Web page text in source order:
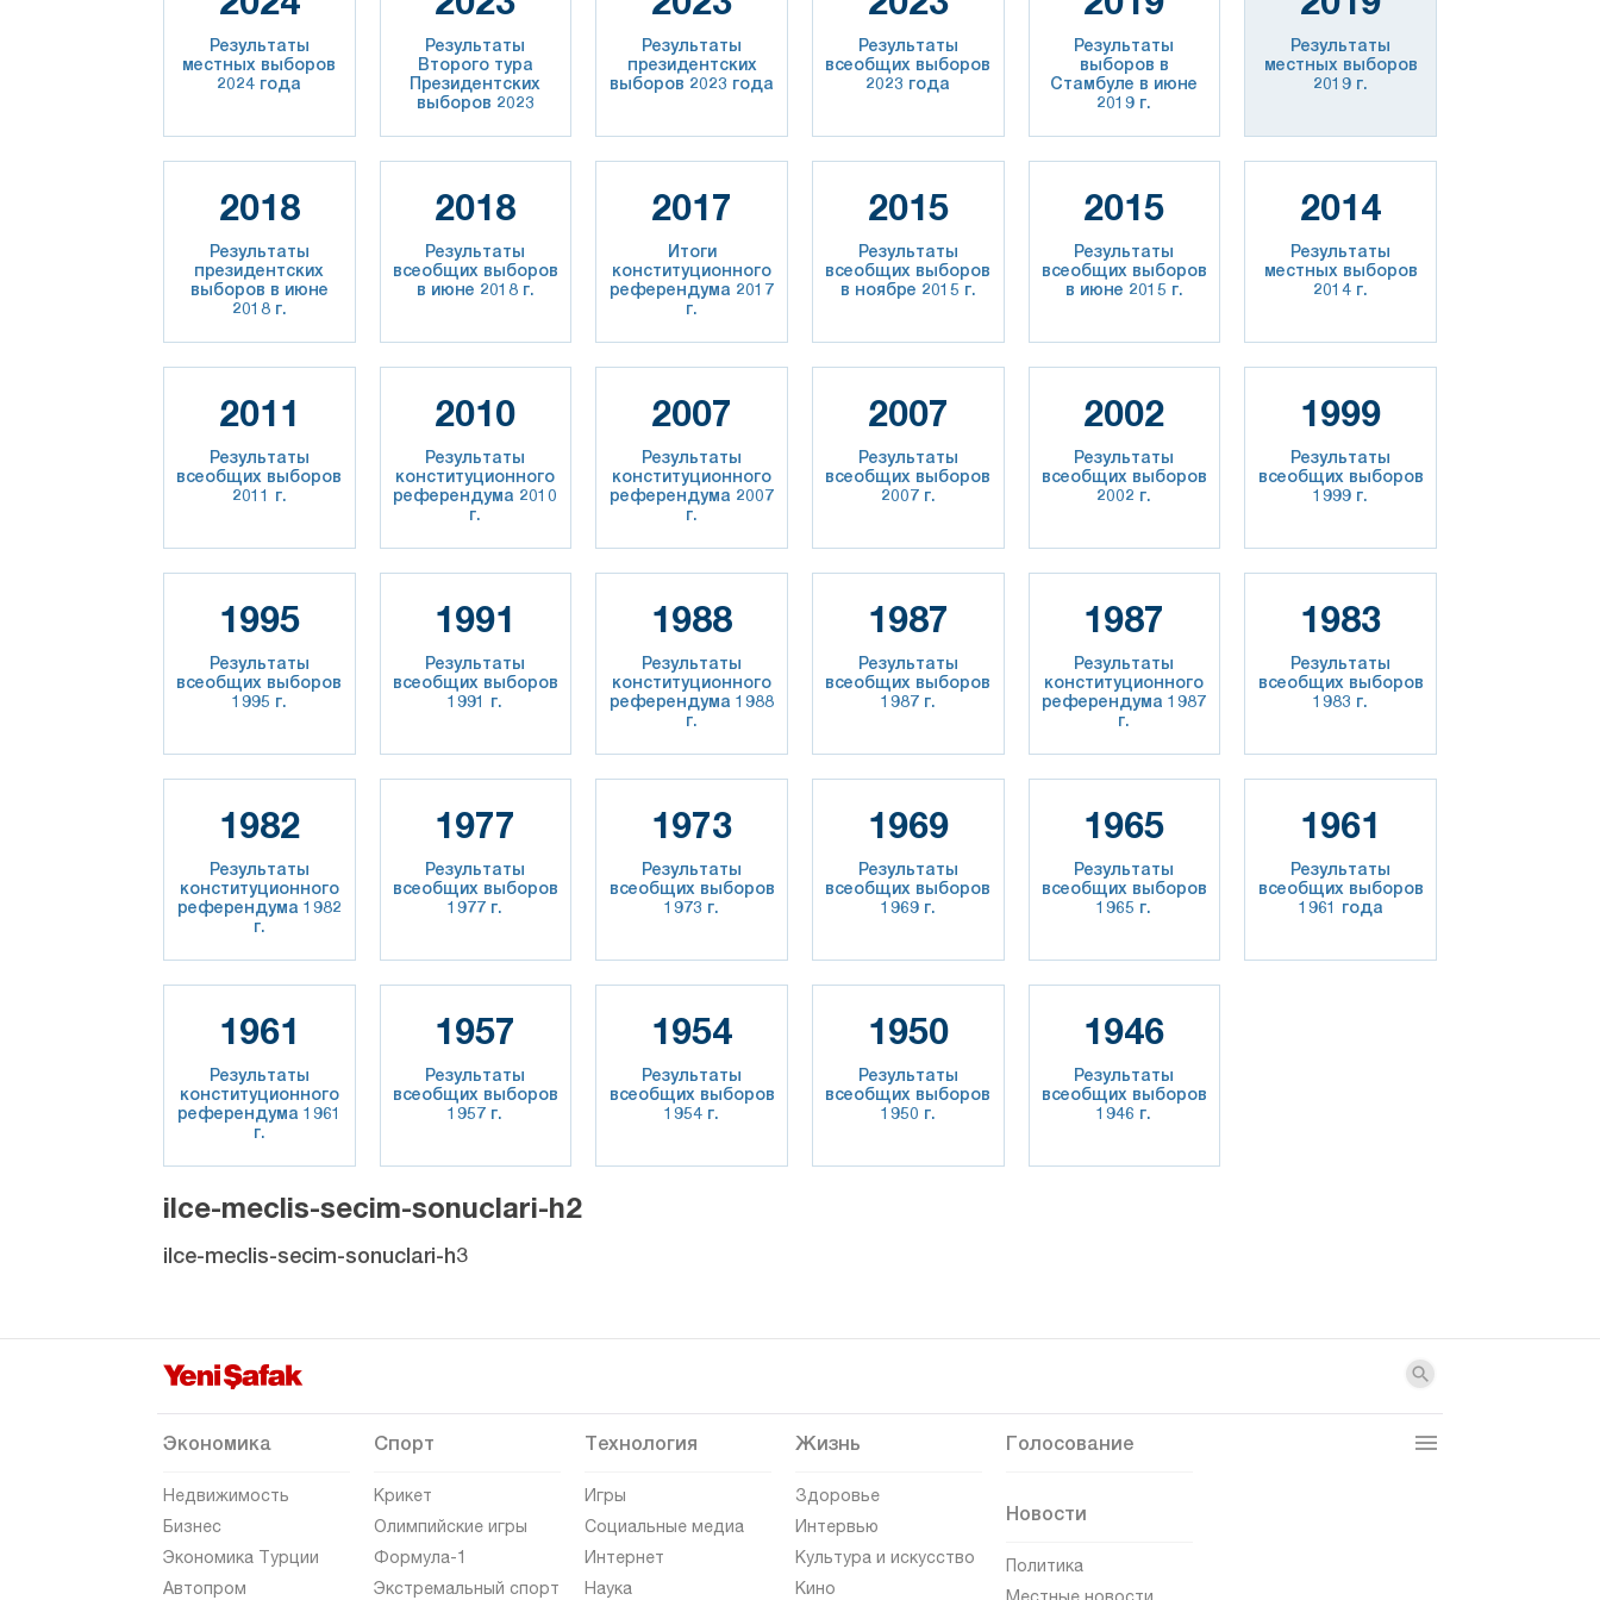
Результаты
местных выборов
2024 года
Результаты
Второго тура
Президентских
выборов 2023
Результаты
президентских
выборов 2023 года
Результаты
всеобщих выборов
2023 года
Результаты
выборов в
Стамбуле в июне
2019 г.
Результаты
местных выборов
2019 г.
2018
Результаты
президентских
выборов в июне
2018 г.
2018
Результаты
всеобщих выборов
в июне 2018 г.
2017
Итоги
конституционного
референдума 2017
г.
2015
Результаты
всеобщих выборов
в ноябре 2015 г.
2015
Результаты
всеобщих выборов
в июне 2015 г.
2014
Результаты
местных выборов
2014 г.
2011
Результаты
всеобщих выборов
2011 г.
2010
Результаты
конституционного
референдума 2010
г.
2007
Результаты
конституционного
референдума 2007
г.
2007
Результаты
всеобщих выборов
2007 г.
2002
Результаты
всеобщих выборов
2002 г.
1999
Результаты
всеобщих выборов
1999 г.
1995
Результаты
всеобщих выборов
1995 г.
1991
Результаты
всеобщих выборов
1991 г.
1988
Результаты
конституционного
референдума 1988
г.
1987
Результаты
всеобщих выборов
1987 г.
1987
Результаты
конституционного
референдума 1987
г.
1983
Результаты
всеобщих выборов
1983 г.
1982
Результаты
конституционного
референдума 1982
г.
1977
Результаты
всеобщих выборов
1977 г.
1973
Результаты
всеобщих выборов
1973 г.
1969
Результаты
всеобщих выборов
1969 г.
1965
Результаты
всеобщих выборов
1965 г.
1961
Результаты
всеобщих выборов
1961 года
1961
Результаты
конституционного
референдума 1961
г.
1957
Результаты
всеобщих выборов
1957 г.
1954
Результаты
всеобщих выборов
1954 г.
1950
Результаты
всеобщих выборов
1950 г.
1946
Результаты
всеобщих выборов
1946 г.
ilce-meclis-secim-sonuclari-h2
ilce-meclis-secim-sonuclari-h3
Экономика
Недвижимость
Бизнес
Экономика Турции
Автопром
Спорт
Крикет
Олимпийские игры
Формула-1
Экстремальный спорт
Технология
Игры
Социальные медиа
Интернет
Наука
Жизнь
Здоровье
Интервью
Культура и искусство
Кино
Голосование
Новости
Политика
Местные новости